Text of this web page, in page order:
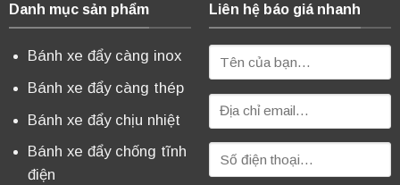
Danh mục sản phẩm
Bánh xe đẩy càng inox
Bánh xe đẩy càng thép
Bánh xe đẩy chịu nhiệt
Bánh xe đẩy chống tĩnh
điện
Liên hệ báo giá nhanh